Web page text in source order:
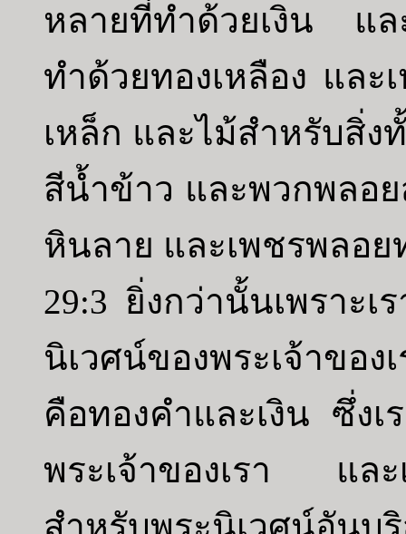
หลายที่ทำด้วยเงิน แล
ทำด้วยทองเหลือง และ
เหล็ก และไม้สำหรับสิ่
สีน้ำข้าว และพวกพลอ
หินลาย และเพชรพลอ
29:3 ยิ่งกว่านั้นเพราะเ
นิเวศน์ของพระเจ้าของ
คือทองคำและเงิน ซึ่งเ
พระเจ้าของเรา และ